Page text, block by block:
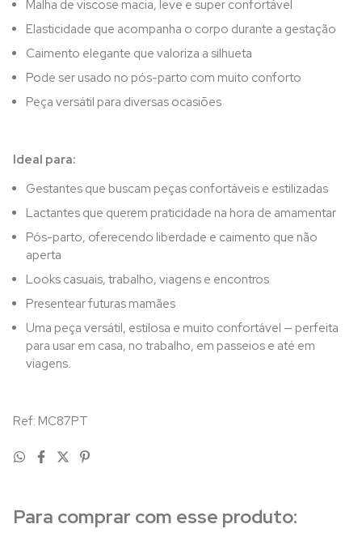
Malha de viscose macia, leve e super confortável
Elasticidade que acompanha o corpo durante a gestação
Caimento elegante que valoriza a silhueta
Pode ser usado no pós-parto com muito conforto
Peça versátil para diversas ocasiões
Ideal para:
Gestantes que buscam peças confortáveis e estilizadas
Lactantes que querem praticidade na hora de amamentar
Pós-parto, oferecendo liberdade e caimento que não
aperta
Looks casuais, trabalho, viagens e encontros
Presentear futuras mamães
Uma peça versátil, estilosa e muito confortável — perfeita
para usar em casa, no trabalho, em passeios e até em
viagens.
Ref: MC87PT
Para comprar com esse produto: